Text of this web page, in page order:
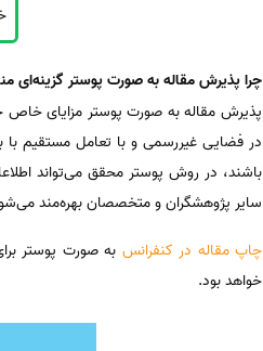
چرا پذیرش مقاله به صورت پوستر گزینه‌ای
پذیرش مقاله به صورت پوستر مزایای خاص
در فضایی غیررسمی و با تعامل مستقیم با
باشند، در روش پوستر محقق می‌تواند
سایر پژوهشگران و متخصصان بهره‌مند
چاپ مقاله در کنفرانس به صورت پوستر
خواهد بود.